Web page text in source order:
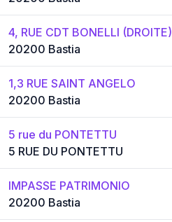
4, RUE CDT BONELLI (DROITE)
20200 Bastia
1,3 RUE SAINT ANGELO
20200 Bastia
5 rue du PONTETTU
5 RUE DU PONTETTU
IMPASSE PATRIMONIO
20200 Bastia